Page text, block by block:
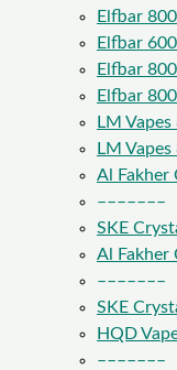
Elfbar
Elfbar
Elfbar
Elfbar
LM Vapes
LM Vapes
Al Fakher
–––––––
SKE
Al Fakher
–––––––
SKE
HQD
–––––––